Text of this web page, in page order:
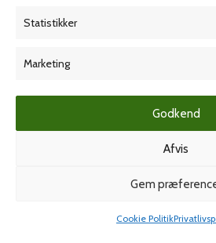
Statistikker
Marketing
Godkend
Afvis
Gem
Cookie Politik
Adresser
Grafisk forlag